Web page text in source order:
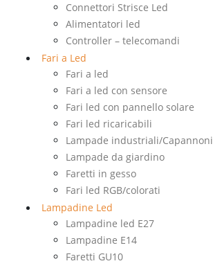
Connettori Strisce Led
Alimentatori led
Controller – telecomandi
Fari a Led
Fari a led
Fari a led con sensore
Fari led con pannello solare
Fari led ricaricabili
Lampade industriali/Capannoni
Lampade da giardino
Faretti in gesso
Fari led RGB/colorati
Lampadine Led
Lampadine led E27
Lampadine E14
Faretti GU10